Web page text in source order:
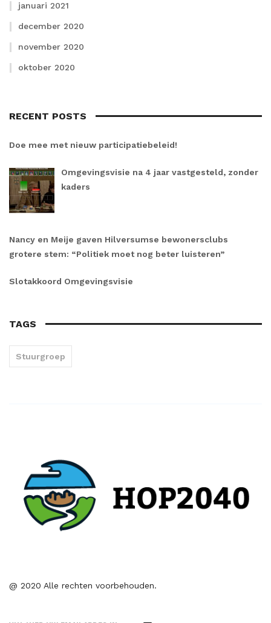
januari 2021
december 2020
november 2020
oktober 2020
RECENT POSTS
Doe mee met nieuw participatiebeleid!
Omgevingsvisie na 4 jaar vastgesteld, zonder
kaders
Nancy en Meije gaven Hilversumse bewonersclubs
grotere stem: “Politiek moet nog beter luisteren”
Slotakkoord Omgevingsvisie
TAGS
Stuurgroep
@ 2020 Alle rechten voorbehouden.